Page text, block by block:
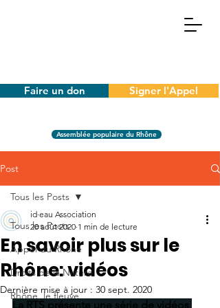
Faire un don Signer l'Appel
Assemblée populaire du Rhône
Post
Tous les Posts
Appel du Rhône
Droits de la Nature
Rhône, le fleuve
Tous les Posts
En savoir plus sur le
Rhône: vidéos
id·eau Association
20 août 2020 1 min de lecture
Dernière mise à jour : 30 sept. 2020
La RTS présente une série de vidéos